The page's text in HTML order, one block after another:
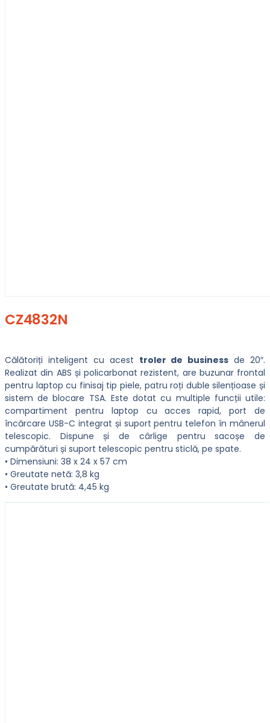
CZ4832N
Călătoriți inteligent cu acest troler de business de 20″.
Realizat din ABS și policarbonat rezistent, are buzunar frontal
pentru laptop cu finisaj tip piele, patru roți duble silențioase și
sistem de blocare TSA. Este dotat cu multiple funcții utile:
compartiment pentru laptop cu acces rapid, port de
încărcare USB-C integrat și suport pentru telefon în mânerul
telescopic. Dispune și de cârlige pentru sacoșe de
cumpărături și suport telescopic pentru sticlă, pe spate.
• Dimensiuni: 38 x 24 x 57 cm
• Greutate netă: 3,8 kg
• Greutate brută: 4,45 kg